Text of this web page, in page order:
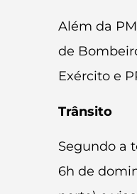
Além da
de
Exército e
Trânsito
Segundo a
6h de